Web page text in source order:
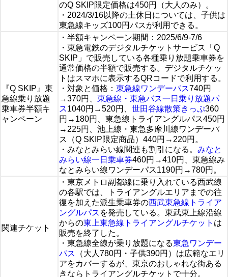
のQ SKIP限定価格は450円（大人のみ）。
・2024/3/16以降の土休日については、子供は
東急線キッズ100円パスが利用できる。
『Q SKIP』東
急線乗り放題
乗車券半額キ
ャンペーン
・半額キャンペーン期間：2025/6/9-7/6
・東急電鉄のデジタルチケットサービス「Q
SKIP」で販売している各種乗り放題乗車券を
通常価格の半額で販売する。デジタルチケッ
トはスマホに表示するQRコードで利用する。
・対象と価格： 東急線ワンデーパス740円
→370円、 東急線・東急バス一日乗り放題パ
ス1040円→520円、 世田谷線散策きっぷ360
円→180円、東急線トライアングルパス450円
→225円、池上線・東急多摩川線ワンデーパ
ス（Q SKIP限定商品）440円→220円。
・みなとみらい線関連も割引になる。 みなと
みらい線一日乗車券460円→410円、東急線み
なとみらい線ワンデーパス1190円→780円。
関連チケット
・東京メトロ副都線に乗り入れている西武線
の各駅では、トライアングルエリアまでの往
復を加えた派生乗車券の西武東急線トライア
ングルパス を発売している。東武東上線沿線
からの東上東急線トライアングルチケット は
販売を終了した。
・東急線全線が乗り放題になる東急ワンデー
パス
（大人780円・子供390円）は広範なエリ
アをカバーするが、東京のおしゃれな街ある
きならトライアングルチケットで十分。